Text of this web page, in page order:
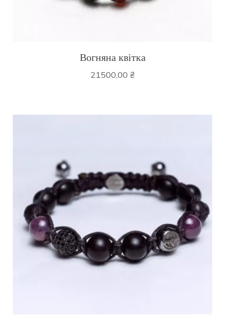
Вогняна квітка
21500,00 ₴